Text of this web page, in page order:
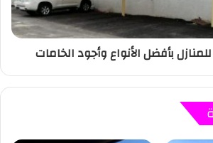
بأفضل الأنواع وأجود الخامات